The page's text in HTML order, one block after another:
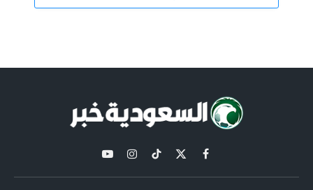
فيسبوك
X
(Twitter)
تيكتوكالانستغراميوتيوب